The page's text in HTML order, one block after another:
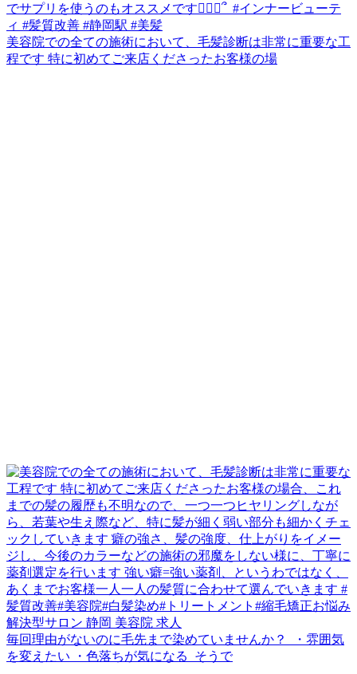
美容院での全ての施術において、毛髪診断は非常に重要な工
程です 特に初めてご来店くださったお客様の場
毎回理由がないのに毛先まで染めていませんか？ ⁡ ・雰囲気
を変えたい ・色落ちが気になる ⁡ そうで